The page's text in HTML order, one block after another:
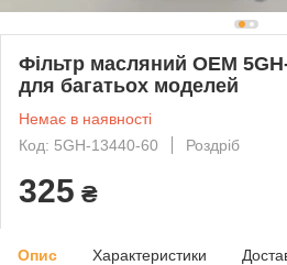
Фільтр масляний OEM
для багатьох моделей
Немає в наявності
Код: 5GH-13440-60
Роздріб
325 ₴
Опис Характеристики